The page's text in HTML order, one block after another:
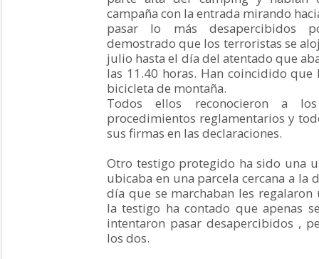
campaña con la entrada mirando
pasar lo más desapercibidos
demostrado que los terroristas se
julio hasta el día del atentado que
las 11.40 horas. Han coincidido que
bicicleta de montaña.
Todos ellos reconocieron a
procedimientos reglamentarios y
sus firmas en las declaraciones.
Otro testigo protegido ha sido una
ubicaba en una parcela cercana a la
día que se marchaban les regalaron
la testigo ha contado que apenas
intentaron pasar desapercibidos ,
los dos.